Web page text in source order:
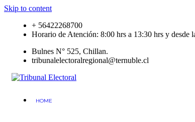
Skip to content
+ 56422268700
Horario de Atención: 8:00 hrs a 13:30 hrs y desde
Bulnes N° 525, Chillan.
tribunalelectoralregional@ternuble.cl
HOME